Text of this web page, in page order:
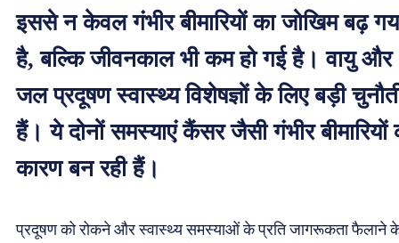
इससे न केवल गंभीर बीमारियों का जोखिम बढ़
है, बल्कि जीवनकाल भी कम हो गई है। वायु और
जल प्रदूषण स्वास्थ्य विशेषज्ञों के लिए बड़ी
हैं। ये दोनों समस्याएं कैंसर जैसी गंभीर बीमारियों
कारण बन रही हैं।
प्रदूषण को रोकने और स्वास्थ्य समस्याओं के प्रति जागरूकता फैलाने